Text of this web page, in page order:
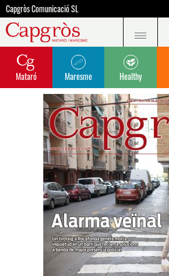
Capgròs Comunicació SL
Mataró Maresme Healthy